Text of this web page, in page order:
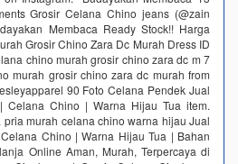
Grosir Celana Chino jeans (@zain
Membaca Ready Stock!! Harga
Grosir Chino Zara Dc Murah Dress ID
chino murah grosir chino zara dc m 7
murah grosir chino zara dc murah from
90 Foto Celana Pendek Jual
Celana Chino | Warna Hijau Tua item.
murah celana chino warna hijau Jual
Chino | Warna Hijau Tua | Bahan
Online Aman, Murah, Terpercaya di